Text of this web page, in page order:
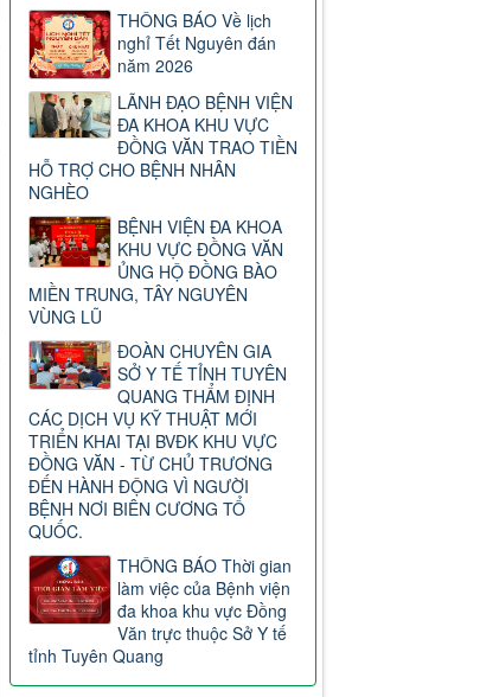
THÔNG BÁO Về lịch
nghỉ Tết Nguyên đán
năm 2026
LÃNH ĐẠO BỆNH VIỆN
ĐA KHOA KHU VỰC
ĐỒNG VĂN TRAO TIỀN
HỖ TRỢ CHO BỆNH NHÂN
NGHÈO
BỆNH VIỆN ĐA KHOA
KHU VỰC ĐỒNG VĂN
ỦNG HỘ ĐỒNG BÀO
MIỀN TRUNG, TÂY NGUYÊN
VÙNG LŨ
ĐOÀN CHUYÊN GIA
SỞ Y TẾ TỈNH TUYÊN
QUANG THẨM ĐỊNH
CÁC DỊCH VỤ KỸ THUẬT MỚI
TRIỂN KHAI TẠI BVĐK KHU VỰC
ĐỒNG VĂN - TỪ CHỦ TRƯƠNG
ĐẾN HÀNH ĐỘNG VÌ NGƯỜI
BỆNH NƠI BIÊN CƯƠNG TỔ
QUỐC.
THÔNG BÁO Thời gian
làm việc của Bệnh viện
đa khoa khu vực Đồng
Văn trực thuộc Sở Y tế
tỉnh Tuyên Quang